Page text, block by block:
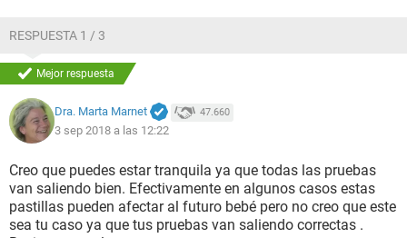
RESPUESTA 1 / 3
Mejor respuesta
Dra. Marta Marnet 47.660
3 sep 2018 a las 12:22
Creo que puedes estar tranquila ya que todas las pruebas
van saliendo bien. Efectivamente en algunos casos estas
pastillas pueden afectar al futuro bebé pero no creo que este
sea tu caso ya que tus pruebas van saliendo correctas .